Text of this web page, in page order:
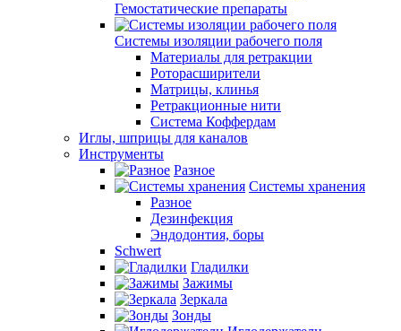
Гемостатические препараты
Системы изоляции рабочего поля
Материалы для ретракции
Роторасширители
Матрицы, клинья
Ретракционные нити
Система Коффердам
Иглы, шприцы для каналов
Инструменты
Разное
Системы хранения
Разное
Дезинфекция
Эндодонтия, боры
Schwert
Гладилки
Зажимы
Зеркала
Зонды